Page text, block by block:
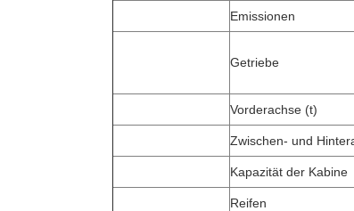
Emissionen
Getriebe
Vorderachse (t)
Zwischen- und
Kapazität der Kabine
Reifen